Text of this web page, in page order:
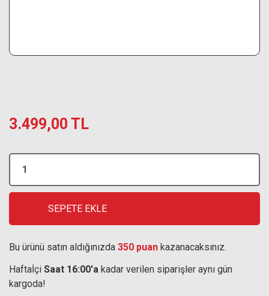
3.499,00 TL
SEPETE EKLE
Bu ürünü satın aldığınızda 350 puan kazanacaksınız.
Haftaİçi Saat 16:00'a kadar verilen siparişler aynı gün
kargoda!